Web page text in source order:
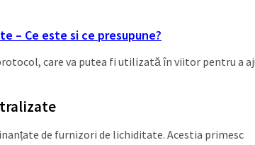
– Ce este si ce presupune?
care va putea fi utilizată în viitor pentru a
de furnizori de lichiditate. Acestia primesc